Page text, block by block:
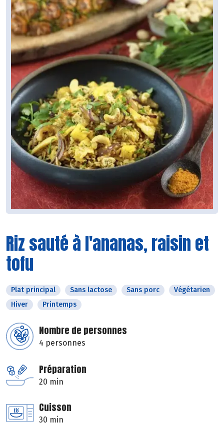
Riz sauté à l'ananas, raisin et
tofu
Plat principal Sans lactose Sans porc
Végétarien
Hiver
Printemps
Nombre de personnes
4 personnes
Préparation
20 min
Cuisson
30 min